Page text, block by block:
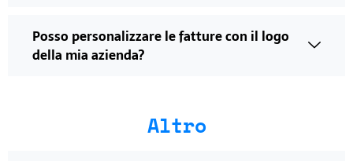
Posso personalizzare le fatture con il logo
della mia azienda?
Altro